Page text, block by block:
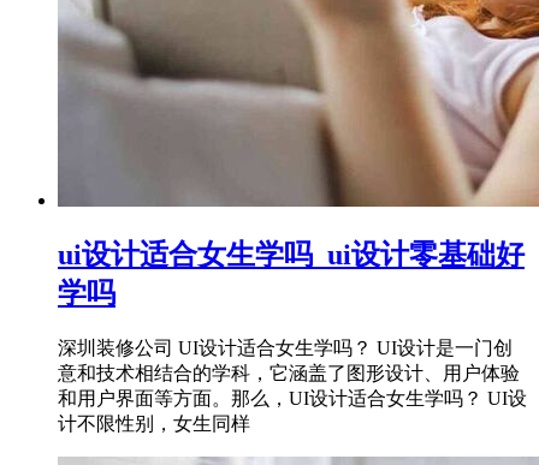
ui设计适合女生学吗_ui设计零基础好
学吗
深圳装修公司 UI设计适合女生学吗？ UI设计是一门创
意和技术相结合的学科，它涵盖了图形设计、用户体验
和用户界面等方面。那么，UI设计适合女生学吗？ UI设
计不限性别，女生同样